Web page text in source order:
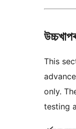
This
only.
testing